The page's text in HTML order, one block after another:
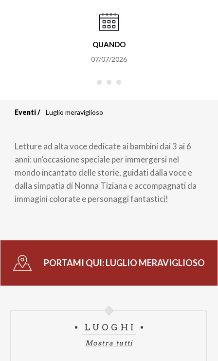
QUANDO
07/07/2026
Briciole
di
pane
Eventi Luglio meraviglioso
Letture ad alta voce dedicate ai bambini dai 3 ai 6
anni: un’occasione speciale per immergersi nel
mondo incantato delle storie, guidati dalla voce e
dalla simpatia di Nonna Tiziana e accompagnati da
immagini colorate e personaggi fantastici!
PORTAMI QUI:LUGLIO MERAVIGLIOSO
LUOGHI
Mostra tutti